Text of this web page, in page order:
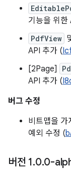
기능을 위한
PdfView
API 추가 (
[2Page]
API 추가 (
버그 수정
비트맵을 가
예외 수정 (
버전 1.0.0-